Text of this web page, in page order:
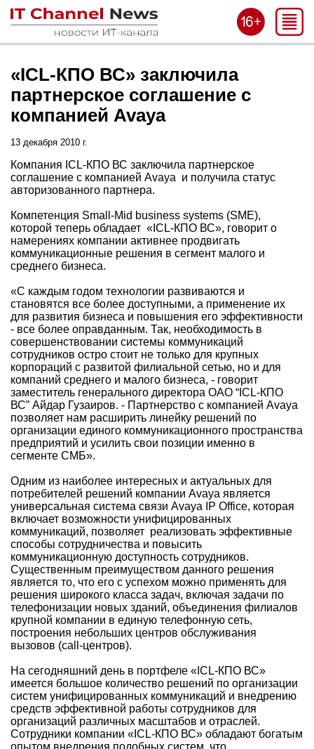
«ICL-КПО ВС» заключила
партнерское соглашение с
компанией Avaya
13 декабря 2010 г.
Компания ICL-КПО ВС заключила партнерское
соглашение с компанией Avaya и получила статус
авторизованного партнера.
Компетенция Small-Mid business systems (SME),
которой теперь обладает «ICL-КПО ВС», говорит о
намерениях компании активнее продвигать
коммуникационные решения в сегмент малого и
среднего бизнеса.
«С каждым годом технологии развиваются и
становятся все более доступными, а применение их
для развития бизнеса и повышения его эффективности
- все более оправданным. Так, необходимость в
совершенствовании системы коммуникаций
сотрудников остро стоит не только для крупных
корпораций с развитой филиальной сетью, но и для
компаний среднего и малого бизнеса, - говорит
заместитель генерального директора ОАО “ICL-КПО
ВС” Айдар Гузаиров. - Партнерство с компанией Avaya
позволяет нам расширить линейку решений по
организации единого коммуникационного пространства
предприятий и усилить свои позиции именно в
сегменте СМБ».
Одним из наиболее интересных и актуальных для
потребителей решений компании Avaya является
универсальная система связи Avaya IP Office, которая
включает возможности унифицированных
коммуникаций, позволяет реализовать эффективные
способы сотрудничества и повысить
коммуникационную доступность сотрудников.
Существенным преимуществом данного решения
является то, что его с успехом можно применять для
решения широкого класса задач, включая задачи по
телефонизации новых зданий, объединения филиалов
крупной компании в единую телефонную сеть,
построения небольших центров обслуживания
вызовов (сall-центров).
На сегодняшний день в портфеле «ICL-КПО ВС»
имеется большое количество решений по организации
систем унифицированных коммуникаций и внедрению
средств эффективной работы сотрудников для
организаций различных масштабов и отраслей.
Сотрудники компании «ICL-КПО ВС» обладают богатым
опытом внедрения подобных систем, что